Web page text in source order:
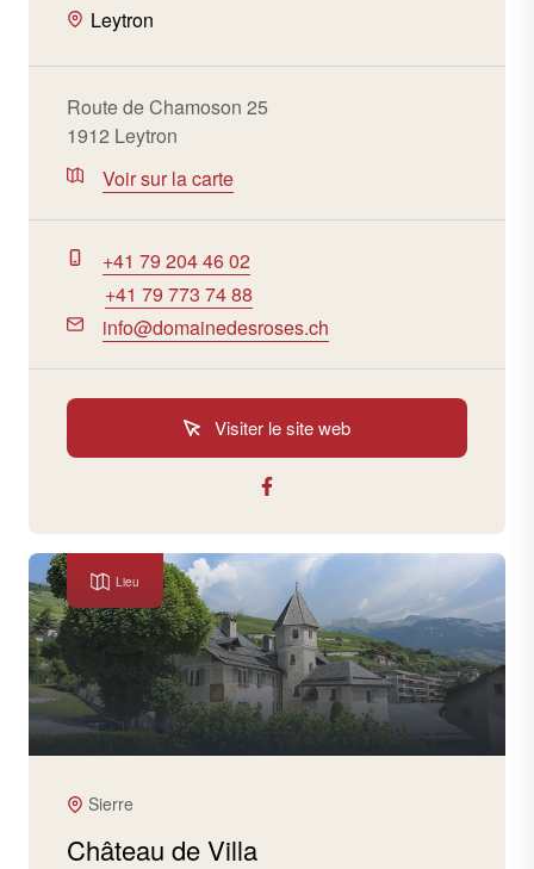
Leytron
Route de Chamoson 25
1912 Leytron
Voir sur la carte
+41 79 204 46 02
+41 79 773 74 88
info@domainedesroses.ch
Visiter le site web
Lieu
Sierre
Château de Villa